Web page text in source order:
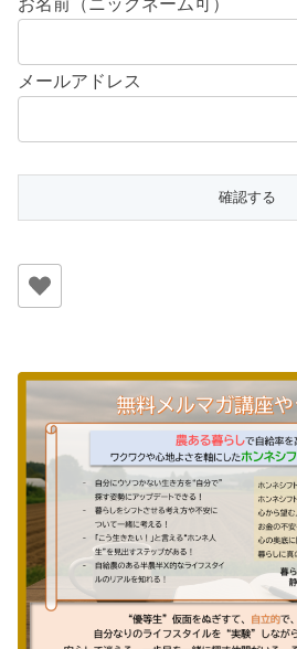
メールアドレス